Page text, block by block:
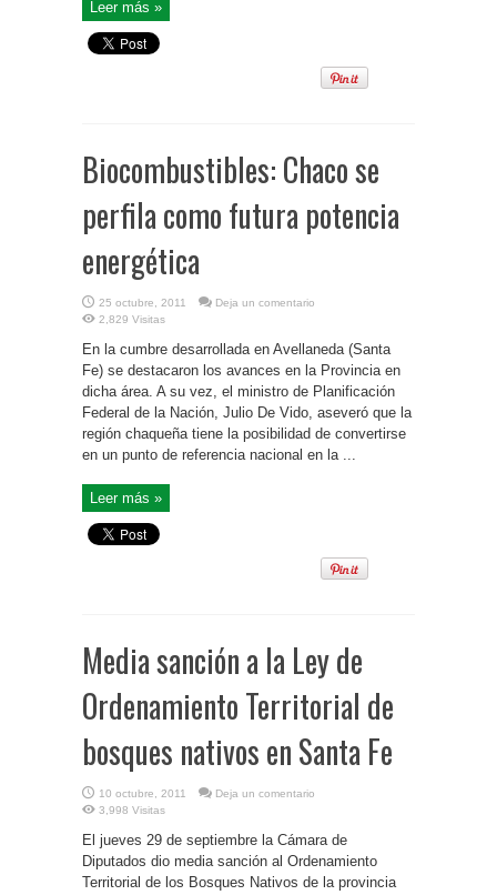
Leer más »
Biocombustibles: Chaco se
perfila como futura potencia
energética
25 octubre, 2011
Deja un comentario
2,829 Visitas
En la cumbre desarrollada en Avellaneda (Santa
Fe) se destacaron los avances en la Provincia en
dicha área. A su vez, el ministro de Planificación
Federal de la Nación, Julio De Vido, aseveró que la
región chaqueña tiene la posibilidad de convertirse
en un punto de referencia nacional en la ...
Leer más »
Media sanción a la Ley de
Ordenamiento Territorial de
bosques nativos en Santa Fe
10 octubre, 2011
Deja un comentario
3,998 Visitas
El jueves 29 de septiembre la Cámara de
Diputados dio media sanción al Ordenamiento
Territorial de los Bosques Nativos de la provincia